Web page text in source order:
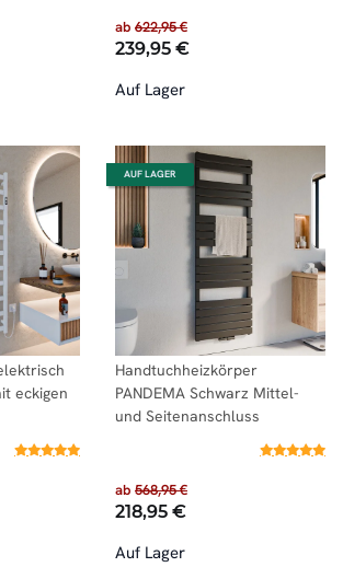
ab 622,95 €
239,95 €
Auf Lager
eckigen
AUF LAGER
Handtuchheizkörper
PANDEMA Schwarz Mittel-
und Seitenanschluss
ab 568,95 €
218,95 €
Auf Lager